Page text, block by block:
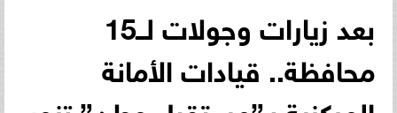
بعد زيارات وجولات لــ15
محافظة.. قيادات الأمانة